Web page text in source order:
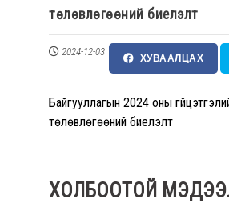
МЭДЭЭ, МЭДЭЭЛЭЛ
ХҮНИЙ НӨӨЦ
ХУУЛЬ ЭРХ ЗҮЙ
төлөвлөгөөний биелэлт
2024-12-03 ХУВААЛЦАХ
Байгууллагын 2024 оны
төлөвлөгөөний биелэлт
ХОЛБООТОЙ